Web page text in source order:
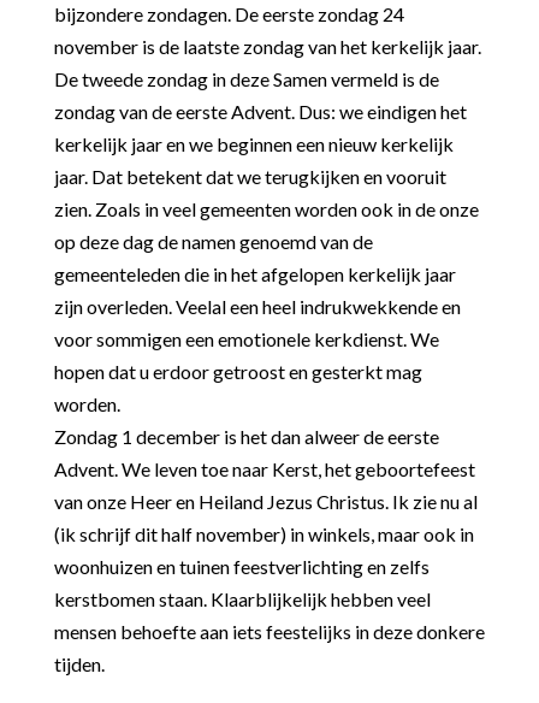
bijzondere zondagen. De eerste zondag 24
november is de laatste zondag van het kerkelijk jaar.
De tweede zondag in deze Samen vermeld is de
zondag van deeerste Advent. Dus: we eindigen het
kerkelijk jaar en we beginnen een nieuw kerkelijk
jaar. Dat betekent dat we terugkijken en vooruit
zien. Zoals in veel gemeenten worden ook in de onze
op dezedag de namen genoemd van de
gemeenteleden die in het afgelopen kerkelijk jaar
zijn overleden.Veelal een heel indrukwekkende en
voor sommigen een emotionele kerkdienst. We
hopen dat uerdoor getroost en gesterkt mag
worden.
Zondag 1 december is het dan alweer de eerste
Advent. We leven toe naar Kerst, het geboortefeest
van onze Heer en Heiland Jezus Christus. Ik zie nu al
(ik schrijf dit half november) in winkels, maarook in
woonhuizen en tuinen feestverlichting en zelfs
kerstbomen staan. Klaarblijkelijk hebben veel
mensen behoefte aan iets feestelijks in deze donkere
tijden.